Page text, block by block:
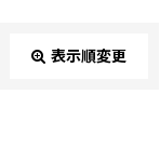
表示順変更